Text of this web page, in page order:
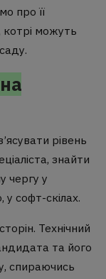
про її
котрі можуть
рівень
знайти
чергу у
у софт-скілах.
Технічний
та його
спираючись